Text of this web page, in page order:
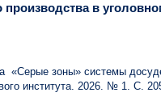
в
зоны» системы
института. 2026. № 1. С.